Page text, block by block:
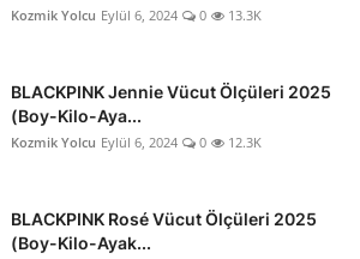
Kozmik Yolcu Eylül 6, 2024 0 13.3K
BLACKPINK Jennie Vücut Ölçüleri 2025
(Boy-Kilo-Aya...
Kozmik Yolcu Eylül 6, 2024 0 12.3K
BLACKPINK Rosé Vücut Ölçüleri 2025
(Boy-Kilo-Ayak...